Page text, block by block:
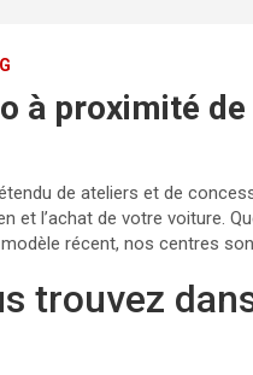
à proximité
de ateliers et de
et l’achat de votre voiture.
récent, nos centres
trouvez